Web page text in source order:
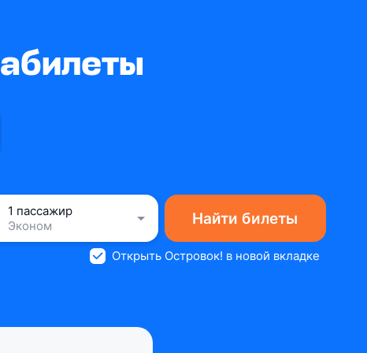
1 пассажир
Эконом
Найти билеты
Открыть Островок! в новой вкладке